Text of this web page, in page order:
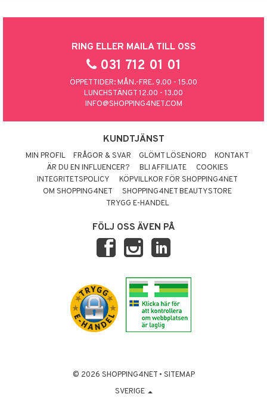
RING ELLER MAILA TILL OSS
031 712 01 01
ÖPPETTIDER: MÅN.-FRE. 9.00 - 15.00
LUNCHSTÄNGT 12.00 - 13.00
INFO@SHOPPING4NET.COM
KUNDTJÄNST
MIN PROFIL FRÅGOR & SVAR GLÖMT LÖSENORD
KONTAKT
ÄR DU EN INFLUENCER?
BLI AFFILIATE
COOKIES
INTEGRITETSPOLICY
KÖPVILLKOR FÖR SHOPPING4NET
OM SHOPPING4NET
SHOPPING4NET BEAUTYSTORE
TRYGG E-HANDEL
FÖLJ OSS ÄVEN PÅ
© 2026 SHOPPING4NET • SITEMAP
SVERIGE